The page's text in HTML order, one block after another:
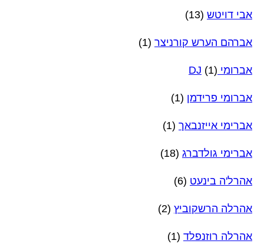
אבי דויטש (13)
אברהם הערש קורניצר (1)
אברומי DJ (1)
אברומי פרידמן (1)
אברימי אייזנבאך (1)
אברימי גולדברג (18)
אהרל'ה בינעט (6)
אהרלה הרשקוביץ (2)
אהרלה רוזנפלד (1)